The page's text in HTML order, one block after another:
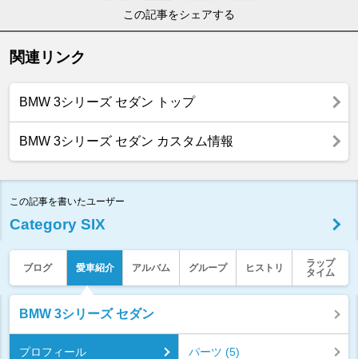
この記事をシェアする
関連リンク
BMW 3シリーズ セダン トップ
BMW 3シリーズ セダン カスタム情報
この記事を書いたユーザー
Category SIX
ブログ 愛車紹介 アルバム グループ ヒストリ
ラップ
タイム
BMW 3シリーズ セダン
プロフィール パーツ (5)